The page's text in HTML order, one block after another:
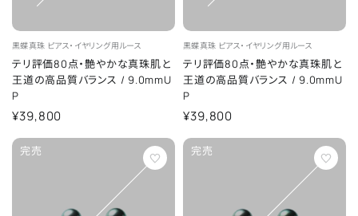
黒蝶真珠 ピアス・イヤリング用ルース
テリ評価80点・艶やかな真珠肌と
王道の高品質バランス /9.0mmU
P
¥39,800
黒蝶真珠 ピアス・イヤリング用ルース
テリ評価80点・艶やかな真珠肌と
王道の高品質バランス /9.0mmU
P
¥39,800
完売 完売